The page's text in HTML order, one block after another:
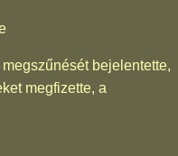
bejelentette,
megfizette, a